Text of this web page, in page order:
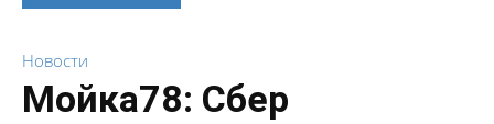
Новости
Мойка78: Сбер